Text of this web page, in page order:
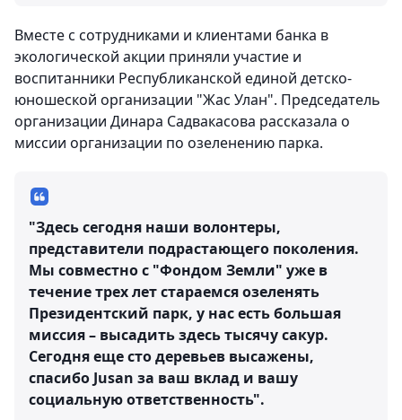
Вместе с сотрудниками и клиентами банка в
экологической акции приняли участие и
воспитанники Республиканской единой детско-
юношеской организации "Жас Улан". Председатель
организации Динара Садвакасова рассказала о
миссии организации по озеленению парка.
"Здесь сегодня наши волонтеры,
представители подрастающего поколения.
Мы совместно с "Фондом Земли" уже в
течение трех лет стараемся озеленять
Президентский парк, у нас есть большая
миссия – высадить здесь тысячу сакур.
Сегодня еще сто деревьев высажены,
спасибо Jusan за ваш вклад и вашу
социальную ответственность".